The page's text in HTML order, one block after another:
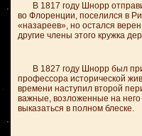
В 1817 году Шнорр
во Флоренции, поселился в
«назареев», но остался
другие члены этого кружка
В 1827 году Шнорр был
профессора исторической
времени наступил второй
важные, возложенные на
выказаться в полном блеске.